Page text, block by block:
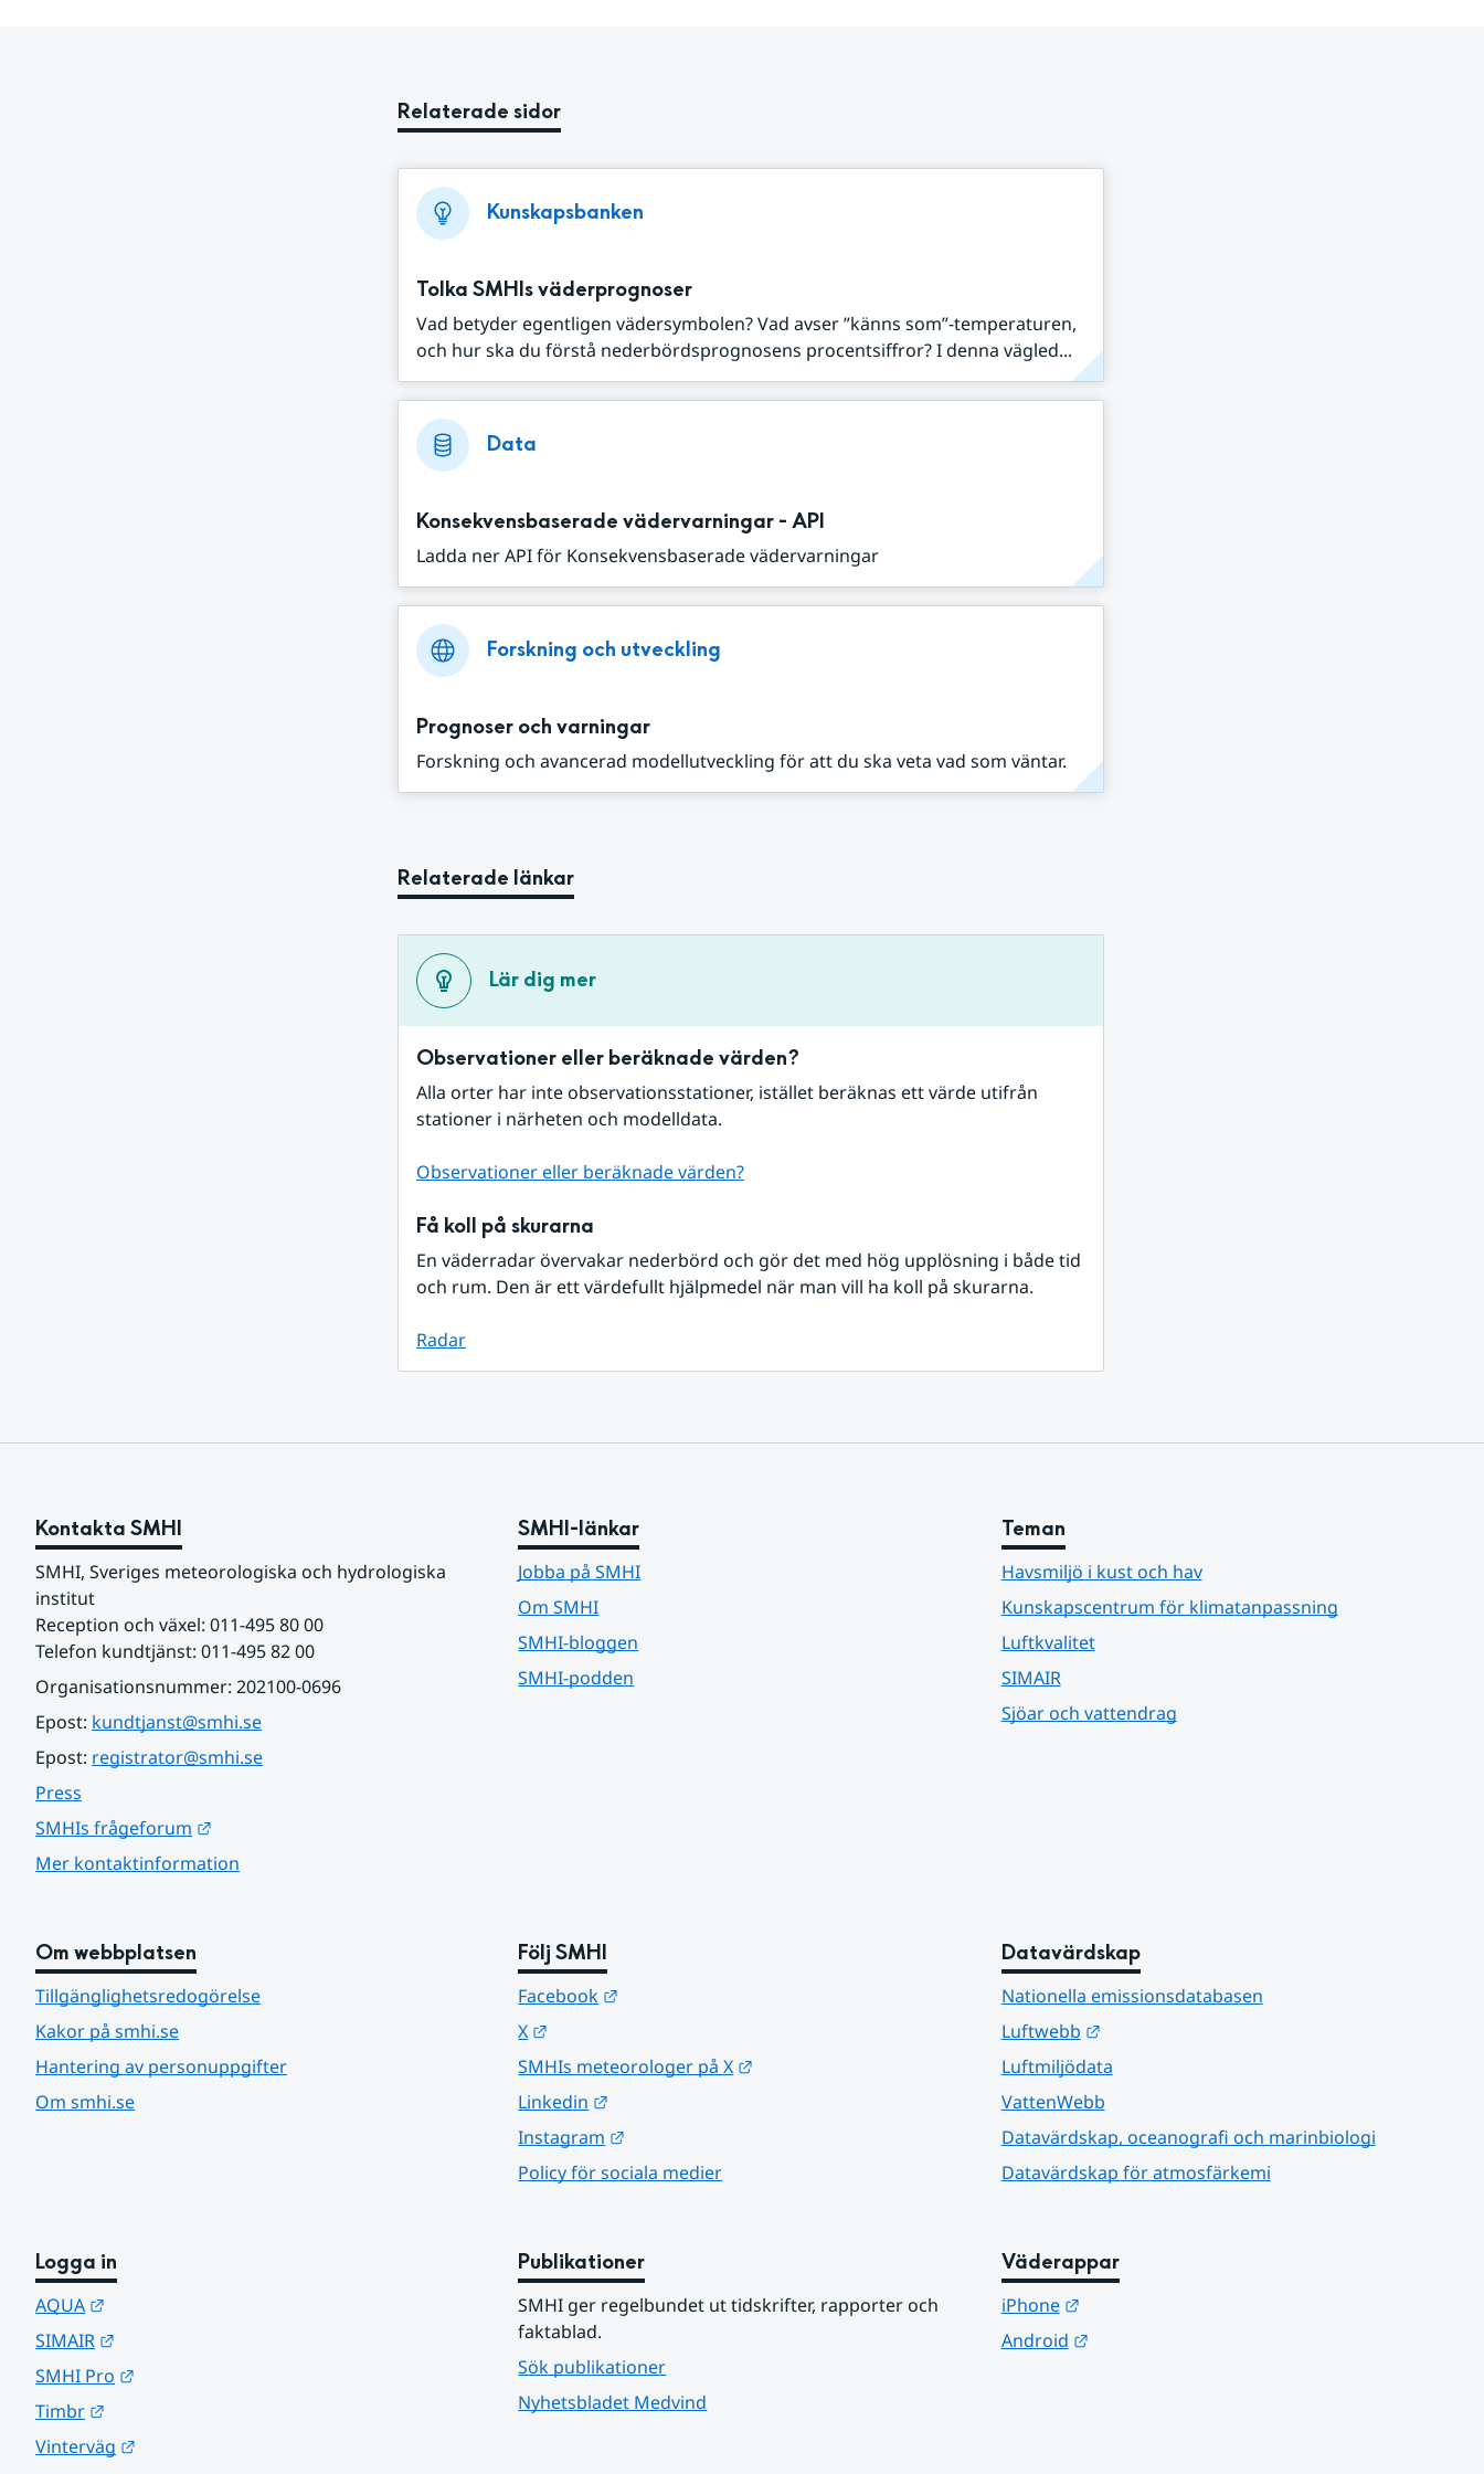
Relaterade sidor
Kunskapsbanken
Tolka SMHIs väderprognoser
Vad betyder egentligen vädersymbolen? Vad avser ”känns som”-temperaturen,
och hur ska du förstå nederbördsprognosens procentsiffror? I denna vägled...
Data
Konsekvensbaserade vädervarningar - API
Ladda ner API för Konsekvensbaserade vädervarningar
Forskning och utveckling
Prognoser och varningar
Forskning och avancerad modellutveckling för att du ska veta vad som väntar.
Relaterade länkar
Lär dig mer
Observationer eller beräknade värden?
Alla orter har inte observationsstationer, istället beräknas ett värde utifrån
stationer i närheten och modelldata.
Observationer eller beräknade värden?
Få koll på skurarna
En väderradar övervakar nederbörd och gör det med hög upplösning i både tid
och rum. Den är ett värdefullt hjälpmedel när man vill ha koll på skurarna.
Radar
Kontakta SMHI
SMHI, Sveriges meteorologiska och hydrologiska
institut
Reception och växel: 011-495 80 00
Telefon kundtjänst: 011-495 82 00
Organisationsnummer: 202100-0696
Epost: kundtjanst@smhi.se
Epost: registrator@smhi.se
Press
SMHIs frågeforum
Mer kontaktinformation
SMHI-länkar
Jobba på SMHI
Om SMHI
SMHI-bloggen
SMHI-podden
Teman
Havsmiljö i kust och hav
Kunskapscentrum för klimatanpassning
Luftkvalitet
SIMAIR
Sjöar och vattendrag
Om webbplatsen
Tillgänglighetsredogörelse
Kakor på smhi.se
Hantering av personuppgifter
Om smhi.se
Följ SMHI
Facebook
X
SMHIs meteorologer på X
Linkedin
Instagram
Policy för sociala medier
Datavärdskap
Nationella emissionsdatabasen
Luftwebb
Länk till annan webbplats.
Luftmiljödata
VattenWebb
Datavärdskap, oceanografi och marinbiologi
Datavärdskap för atmosfärkemi
Logga in
AQUA
SIMAIR
SMHI Pro
Timbr
Vinterväg
Publikationer
SMHI ger regelbundet ut tidskrifter, rapporter och
faktablad.
Sök publikationer
Nyhetsbladet Medvind
Väderappar
iPhone
Länk till annan webbplats.
Android
Länk till annan webbplats.